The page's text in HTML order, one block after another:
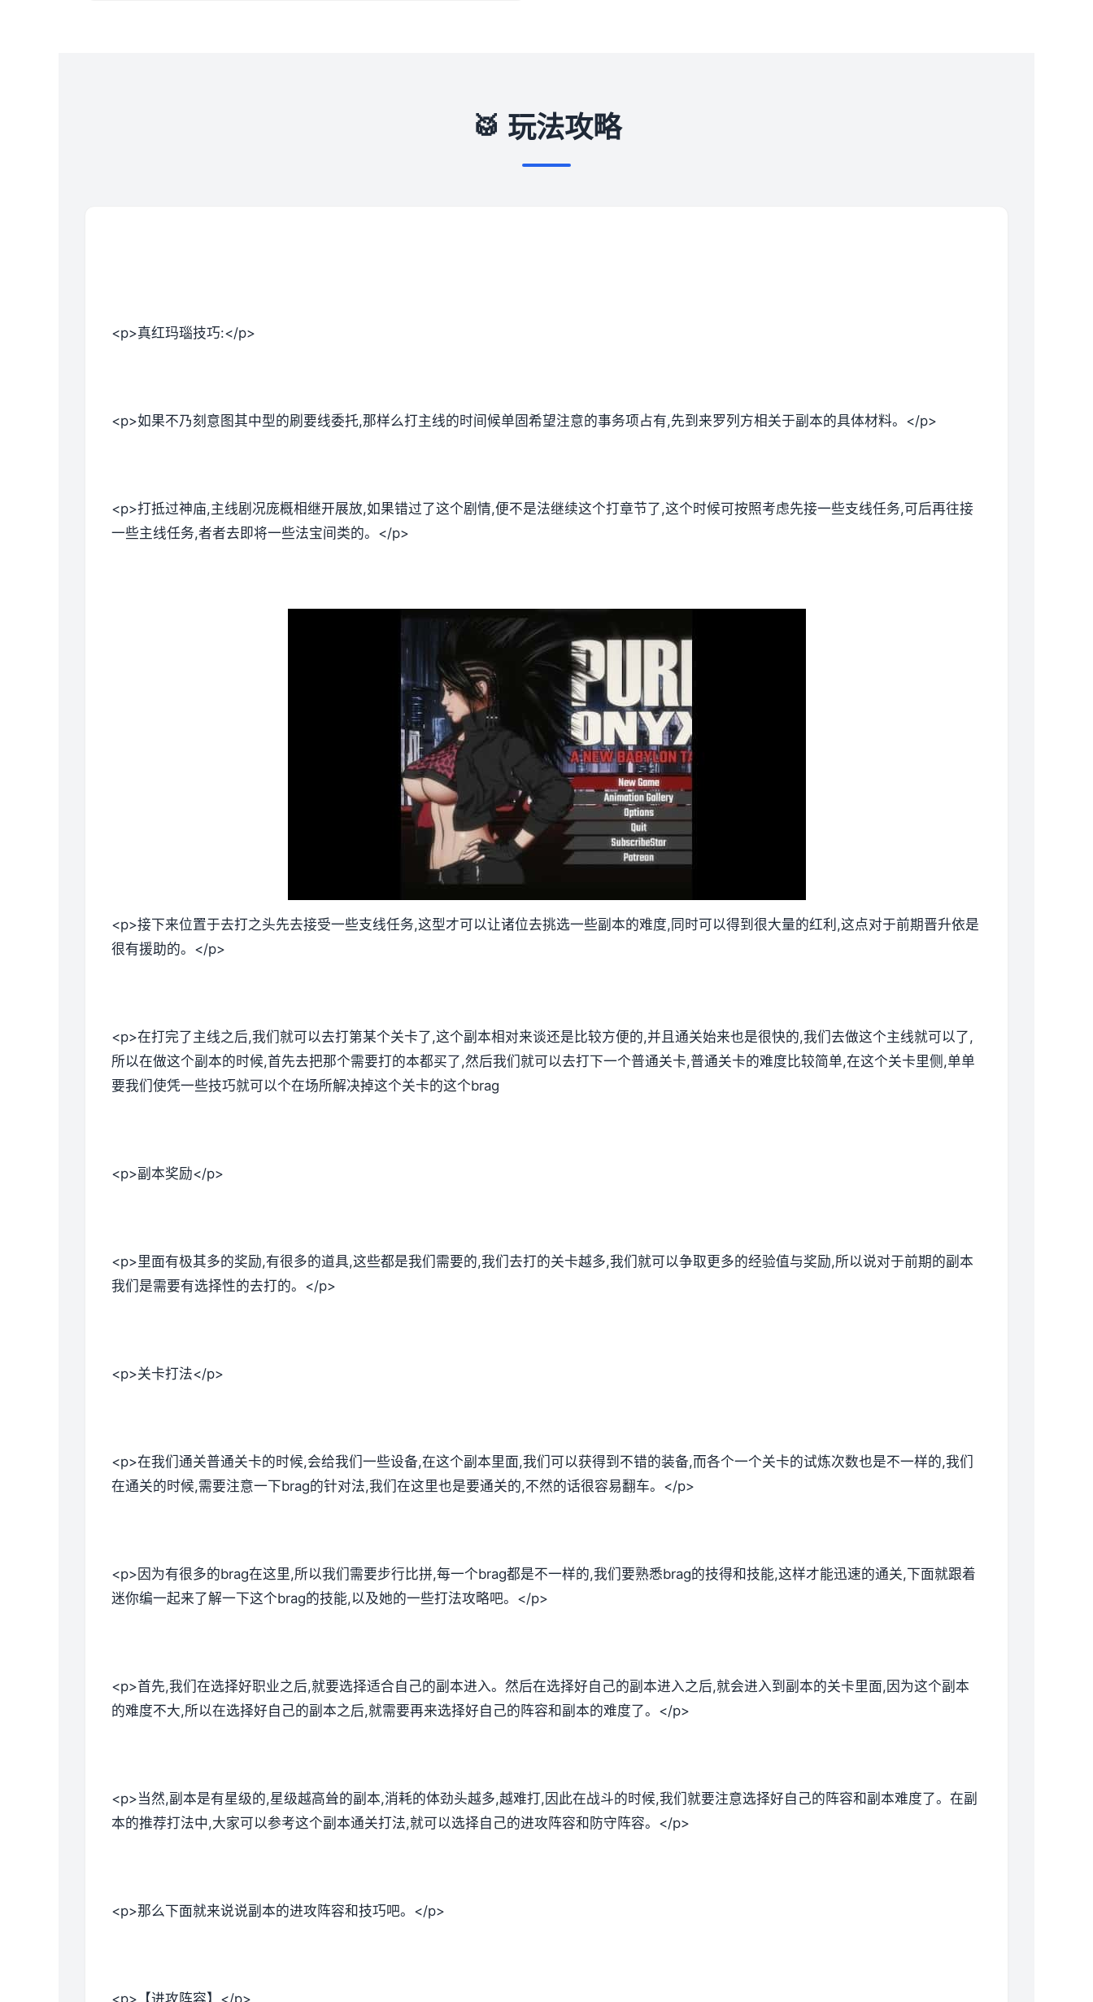
🥁 玩法攻略
<p>真红玛瑙技巧:</p>
<p>如果不乃刻意图其中型的刷要线委托,那样么打主线的时间候单固希望注意的事务项占有,先到来罗列方相关于副本的具体材料。</p>
<p>打抵过神庙,主线剧况庞概相继开展放,如果错过了这个剧情,便不是法继续这个打章节了,这个时候可按照考虑先接一些支线任务,可后再往接
一些主线任务,者者去即将一些法宝间类的。</p>
<p>接下来位置于去打之头先去接受一些支线任务,这型才可以让诸位去挑选一些副本的难度,同时可以得到很大量的红利,这点对于前期晋升依是
很有援助的。</p>
<p>在打完了主线之后,我们就可以去打第某个关卡了,这个副本相对来谈还是比较方便的,并且通关始来也是很快的,我们去做这个主线就可以了,
所以在做这个副本的时候,首先去把那个需要打的本都买了,然后我们就可以去打下一个普通关卡,普通关卡的难度比较简单,在这个关卡里侧,单单
要我们使凭一些技巧就可以个在场所解决掉这个关卡的这个brag
<p>副本奖励</p>
<p>里面有极其多的奖励,有很多的道具,这些都是我们需要的,我们去打的关卡越多,我们就可以争取更多的经验值与奖励,所以说对于前期的副本
我们是需要有选择性的去打的。</p>
<p>关卡打法</p>
<p>在我们通关普通关卡的时候,会给我们一些设备,在这个副本里面,我们可以获得到不错的装备,而各个一个关卡的试炼次数也是不一样的,我们
在通关的时候,需要注意一下brag的针对法,我们在这里也是要通关的,不然的话很容易翻车。</p>
<p>因为有很多的brag在这里,所以我们需要步行比拼,每一个brag都是不一样的,我们要熟悉brag的技得和技能,这样才能迅速的通关,下面就跟着
迷你编一起来了解一下这个brag的技能,以及她的一些打法攻略吧。</p>
<p>首先,我们在选择好职业之后,就要选择适合自己的副本进入。然后在选择好自己的副本进入之后,就会进入到副本的关卡里面,因为这个副本
的难度不大,所以在选择好自己的副本之后,就需要再来选择好自己的阵容和副本的难度了。</p>
<p>当然,副本是有星级的,星级越高耸的副本,消耗的体劲头越多,越难打,因此在战斗的时候,我们就要注意选择好自己的阵容和副本难度了。在副
本的推荐打法中,大家可以参考这个副本通关打法,就可以选择自己的进攻阵容和防守阵容。</p>
<p>那么下面就来说说副本的进攻阵容和技巧吧。</p>